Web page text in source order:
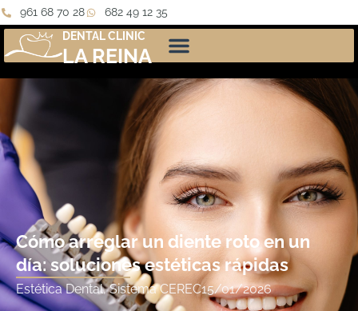
961 68 70 28
682 49 12 35
DENTAL CLINIC
LA REINA
Cómo arreglar un diente roto en un
día: soluciones estéticas rápidas
Estética Dental,Sistema CEREC15/01/2026